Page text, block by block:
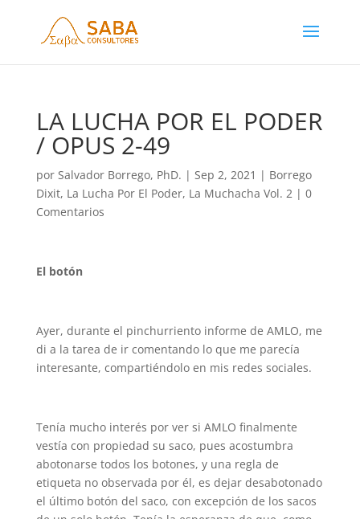
LA LUCHA POR EL PODER
/ OPUS 2-49
por Salvador Borrego, PhD. | Sep 2, 2021 | Borrego
Dixit, La Lucha Por El Poder, La Muchacha Vol. 2| 0
Comentarios
El botón
Ayer, durante el pinchurriento informe de AMLO, me
di a la tarea de ir comentando lo que me parecía
interesante, compartiéndolo en mis redes sociales.
Tenía mucho interés por ver si AMLO finalmente
vestía con propiedad su saco, pues acostumbra
abotonarse todos los botones, y una regla de
etiqueta no observada por él, es dejar desabotonado
el último botón del saco, con excepción de los sacos